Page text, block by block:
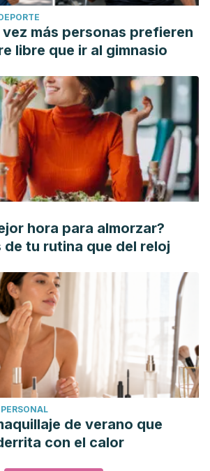
más personas prefieren
libre que ir al gimnasio
hora para almorzar?
de tu rutina que del reloj
de verano que
con el calor